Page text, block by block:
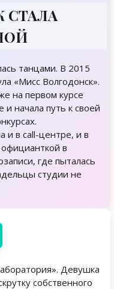
СТАЛА
танцами. В 2015
«Мисс Волгодонск».
на первом курсе
начала путь к своей
и в call-центре, и в
в
где пыталась
студии не
Девушка
собственного